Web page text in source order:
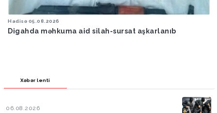
Hadisə 05.08.2026
Digahda məhkuma aid silah-sursat aşkarlanıb
Xəbər lenti
06.08.2026